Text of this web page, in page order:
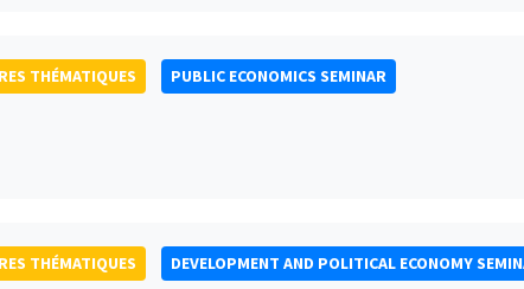
THÉMATIQUES PUBLIC ECONOMICS SEMINAR
THÉMATIQUES DEVELOPMENT AND POLITICAL ECONOMY